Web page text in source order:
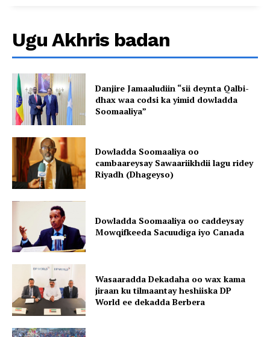
Ugu Akhris badan
Danjire Jamaaludiin “sii deynta Qalbi-
dhax waa codsi ka yimid dowladda
Soomaaliya”
Dowladda Soomaaliya oo
cambaareysay Sawaariikhdii lagu ridey
Riyadh (Dhageyso)
Dowladda Soomaaliya oo caddeysay
Mowqifkeeda Sacuudiga iyo Canada
Wasaaradda Dekadaha oo wax kama
jiraan ku tilmaantay heshiiska DP
World ee dekadda Berbera